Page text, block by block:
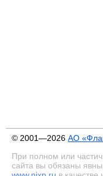
© 2001—2026 АО
При полном или
сайта вы обязаны